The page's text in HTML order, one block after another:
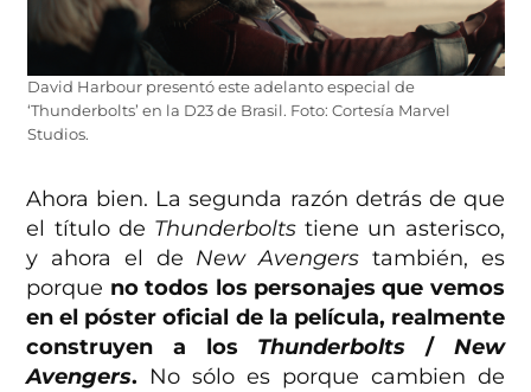
David Harbour presentó este adelanto especial de
‘Thunderbolts’ en la D23 de Brasil. Foto: Cortesía Marvel
Studios.
Ahora bien. La segunda razón detrás de que
el título de Thunderboltstiene un asterisco,
y ahora el de New Avengers también, es
porque no todos los personajes que vemos
en el póster oficial de la película, realmente
construyen a los Thunderbolts / New
Avengers. No sólo es porque cambien de